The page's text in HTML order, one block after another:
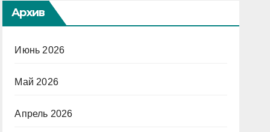
Архив
Июнь 2026
Май 2026
Апрель 2026